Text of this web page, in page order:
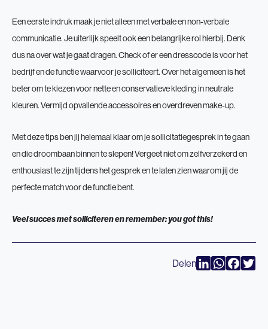
Een eerste indruk maak je niet alleen met verbale en non-verbale
communicatie. Je uiterlijk speelt ook een belangrijke rol hierbij. Denk
dus na over wat je gaat dragen. Check of er een dresscode is voor het
bedrijf en de functie waarvoor je solliciteert. Over het algemeen is het
beter om te kiezen voor nette en conservatieve kleding in neutrale
kleuren. Vermijd opvallende accessoires en overdreven make-up.
Met deze tips ben jij helemaal klaar om je sollicitatiegesprek in te gaan
en die droombaan binnen te slepen! Vergeet niet om zelfverzekerd en
enthousiast te zijn tijdens het gesprek en te laten zien waarom jij de
perfecte match voor de functie bent.
Veel succes met solliciteren en remember: you got this!
Delen LinkedInWhatsApp